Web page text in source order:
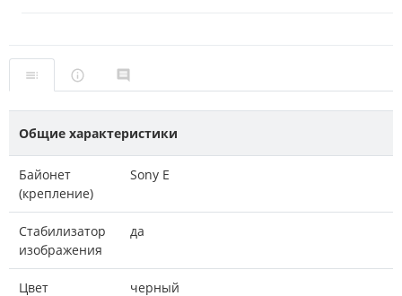
Общие характеристики
Байонет
(крепление)
Sony E
Стабилизатор
изображения
да
Цвет черный